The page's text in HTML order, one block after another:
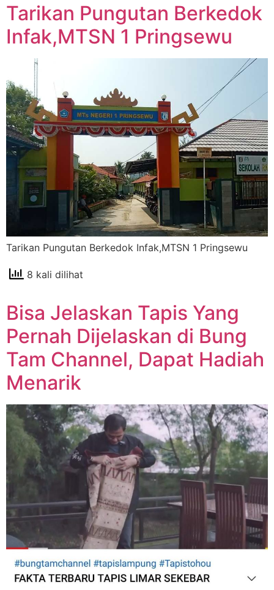
Tarikan Pungutan Berkedok
Infak,MTSN 1 Pringsewu
Tarikan Pungutan Berkedok Infak,MTSN 1 Pringsewu
8 kali dilihat
Bisa Jelaskan Tapis Yang
Pernah Dijelaskan di Bung
Tam Channel, Dapat Hadiah
Menarik